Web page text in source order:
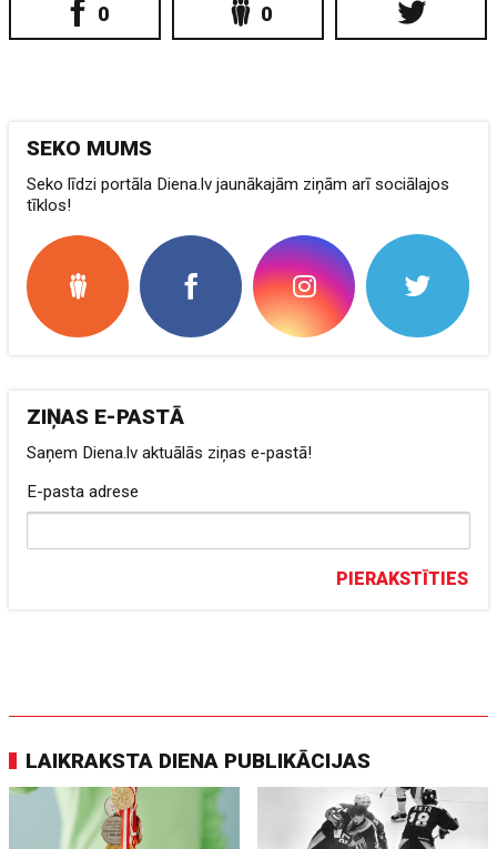
0 0
SEKO MUMS
Seko līdzi portāla Diena.lv jaunākajām ziņām arī sociālajos
tīklos!
ZIŅAS E-PASTĀ
Saņem Diena.lv aktuālās ziņas e-pastā!
E-pasta adrese
PIERAKSTĪTIES
LAIKRAKSTA DIENA PUBLIKĀCIJAS